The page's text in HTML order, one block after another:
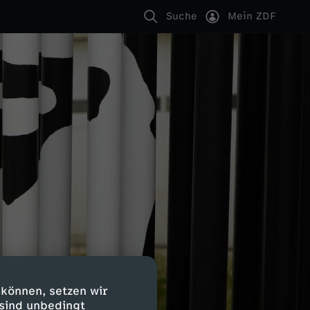
setzen wir
unbedingt
Suche Mein ZDF